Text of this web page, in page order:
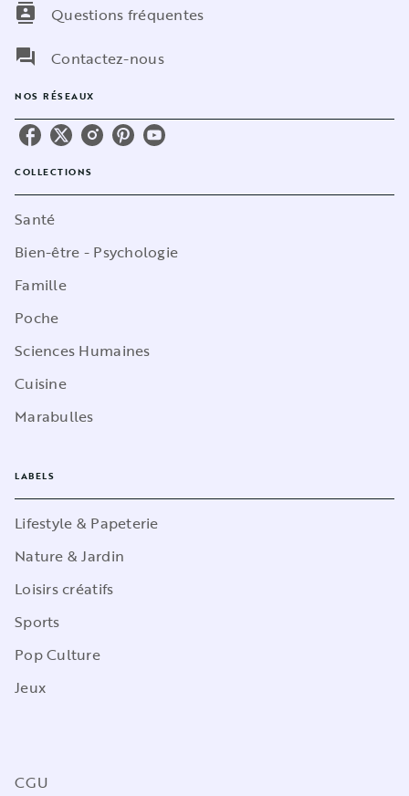
contacts
Questions fréquentes
question_answer
Contactez-nous
NOS RÉSEAUX
COLLECTIONS
Santé
Bien-être - Psychologie
Famille
Poche
Sciences Humaines
Cuisine
Marabulles
LABELS
Lifestyle & Papeterie
Nature & Jardin
Loisirs créatifs
Sports
Pop Culture
Jeux
CGU